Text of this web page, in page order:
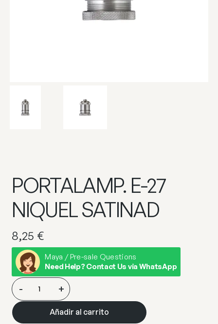
PORTALAMP. E-27
NIQUEL SATINAD
8,25 €
Maya / Pre-sale Questions
Need Help? Contact Us via WhatsApp
PORTALAMP.
E-
27
NIQUEL
- +
Añadir al carrito